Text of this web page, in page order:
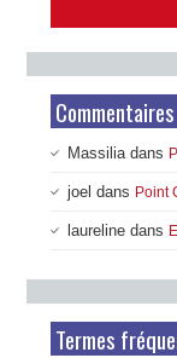
Massiliadans
joel dans Point
laureline dans
Termes